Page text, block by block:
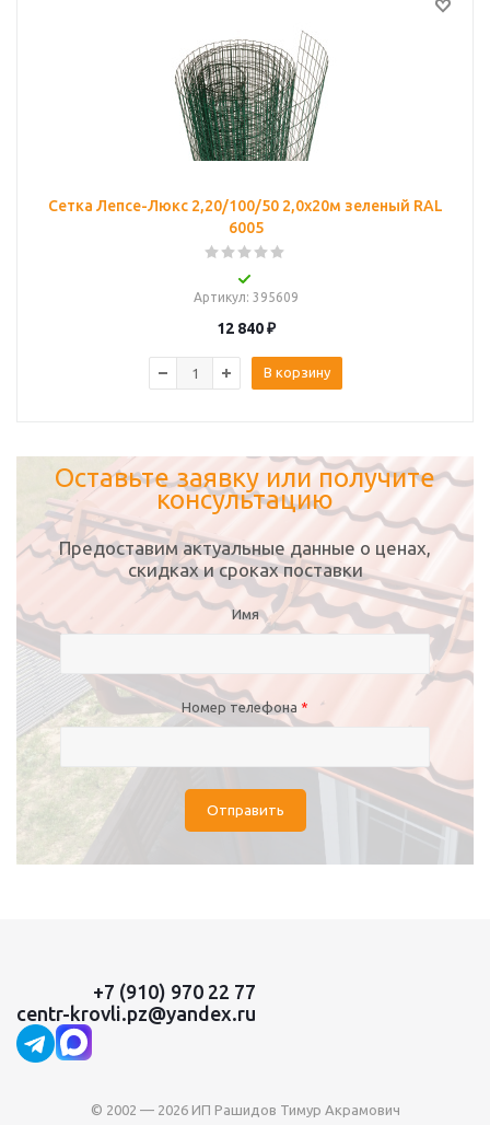
Сетка Лепсе-Люкс 2,20/100/50 2,0х20м зеленый RAL
6005
Артикул: 395609
12 840₽
В корзину
Оставьте заявку или получите
консультацию
Предоставим актуальные данные о ценах,
скидках и сроках поставки
Имя
Номер телефона *
Отправить
+7 (910) 970 22 77
centr-krovli.pz@yandex.ru
© 2002 — 2026 ИП Рашидов Тимур Акрамович